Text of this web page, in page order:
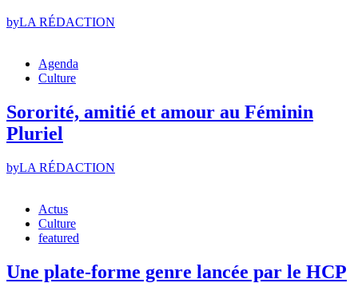
byLA RÉDACTION
Agenda
Culture
Sororité, amitié et amour au Féminin
Pluriel
byLA RÉDACTION
Actus
Culture
featured
Une plate-forme genre lancée par le HCP